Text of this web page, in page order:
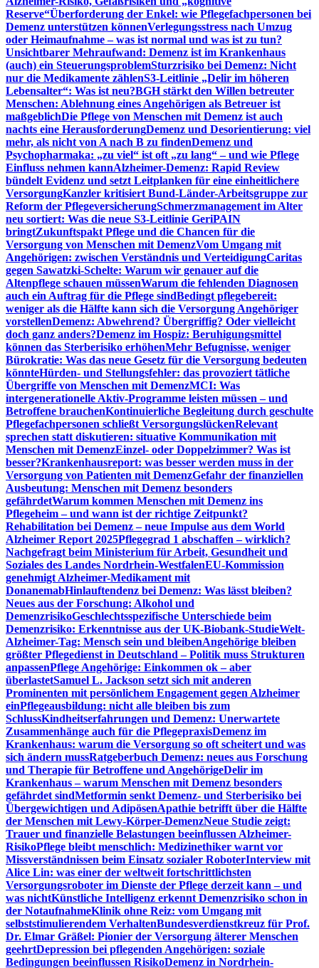
Reserve“Überforderung der Enkel: wie Pflegefachpersonen bei
Demenz unterstützen könnenVerlegungsstress nach Umzug
oder Heimaufnahme – was ist normal und was ist zu tun?
Unsichtbarer Mehraufwand: Demenz ist im Krankenhaus
(auch) ein SteuerungsproblemSturzrisiko bei Demenz: Nicht
nur die Medikamente zählenS3-Leitlinie „Delir im höheren
Lebensalter“: Was ist neu?BGH stärkt den Willen betreuter
Menschen: Ablehnung eines Angehörigen als Betreuer ist
maßgeblichDie Pflege von Menschen mit Demenz ist auch
nachts eine HerausforderungDemenz und Desorientierung: viel
mehr, als nicht von A nach B zu findenDemenz und
Psychopharmaka: „zu viel“ ist oft „zu lang“ – und wie Pflege
Einfluss nehmen kannAlzheimer-Demenz: Rapid Review
bündelt Evidenz und setzt Leitplanken für eine einheitlichere
VersorgungKanzler kritisiert Bund-Länder-Arbeitsgruppe zur
Reform der PflegeversicherungSchmerzmanagement im Alter
neu sortiert: Was die neue S3-Leitlinie GeriPAIN
bringtZukunftspakt Pflege und die Chancen für die
Versorgung von Menschen mit DemenzVom Umgang mit
Angehörigen: zwischen Verständnis und VerteidigungCaritas
gegen Sawatzki-Schelte: Warum wir genauer auf die
Altenpflege schauen müssenWarum die fehlenden Diagnosen
auch ein Auftrag für die Pflege sindBedingt pflegebereit:
weniger als die Hälfte kann sich die Versorgung Angehöriger
vorstellenDemenz: Abwehrend? Übergriffig? Oder vielleicht
doch ganz anders?Demenz im Hospiz: Beruhigungsmittel
können das Sterberisiko erhöhenMehr Befugnisse, weniger
Bürokratie: Was das neue Gesetz für die Versorgung bedeuten
könnteHürden- und Stellungsfehler: das provoziert tätliche
Übergriffe von Menschen mit DemenzMCI: Was
intergenerationelle Aktiv-Programme leisten müssen – und
Betroffene brauchenKontinuierliche Begleitung durch geschulte
Pflegefachpersonen schließt VersorgungslückenRelevant
sprechen statt diskutieren: situative Kommunikation mit
Menschen mit DemenzEinzel- oder Doppelzimmer? Was ist
besser?Krankenhausreport: was besser werden muss in der
Versorgung von Patienten mit DemenzGefahr der finanziellen
Ausbeutung: Menschen mit Demenz besonders
gefährdetWarum kommen Menschen mit Demenz ins
Pflegeheim – und wann ist der richtige Zeitpunkt?
Rehabilitation bei Demenz – neue Impulse aus dem World
Alzheimer Report 2025Pflegegrad 1 abschaffen – wirklich?
Nachgefragt beim Ministerium für Arbeit, Gesundheit und
Soziales des Landes Nordrhein-WestfalenEU-Kommission
genehmigt Alzheimer-Medikament mit
DonanemabHinlauftendenz bei Demenz: Was lässt bleiben?
Neues aus der Forschung: Alkohol und
DemenzrisikoGeschlechtsspezifische Unterschiede beim
Demenzrisiko: Erkenntnisse aus der UK-Biobank-StudieWelt-
Alzheimer-Tag: Mensch sein und bleibenAngehörige bleiben
größter Pflegedienst in Deutschland – Politik muss Strukturen
anpassenPflege Angehörige: Einkommen ok – aber
überlastetSamuel L. Jackson setzt sich mit anderen
Prominenten mit persönlichem Engagement gegen Alzheimer
einPflegeausbildung: nicht alle bleiben bis zum
SchlussKindheitserfahrungen und Demenz: Unerwartete
Zusammenhänge auch für die PflegepraxisDemenz im
Krankenhaus: warum die Versorgung so oft scheitert und was
sich ändern mussRatgeberbuch Demenz: neues aus Forschung
und Therapie für Betroffene und AngehörigeDelir im
Krankenhaus – warum Menschen mit Demenz besonders
gefährdet sindMetformin senkt Demenz- und Sterberisiko bei
Übergewichtigen und AdipösenApathie betrifft über die Hälfte
der Menschen mit Lewy-Körper-DemenzNeue Studie zeigt:
Trauer und finanzielle Belastungen beeinflussen Alzheimer-
RisikoPflege bleibt menschlich: Medizinethiker warnt vor
Missverständnissen beim Einsatz sozialer RoboterInterview mit
Alice Lin: was einer der weltweit fortschrittlichsten
Versorgungsroboter im Dienste der Pflege derzeit kann – und
was nichtKünstliche Intelligenz erkennt Demenzrisiko schon in
der NotaufnahmeKlinik ohne Reiz: vom Umgang mit
selbststimulierendem VerhaltenBundesverdienstkreuz für Prof.
Dr. Elmar Gräßel: Pionier der Versorgung älterer Menschen
geehrtDepression bei pflegenden Angehörigen: soziale
Bedingungen beeinflussen RisikoDemenz in Nordrhein-